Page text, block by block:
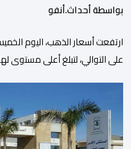
بواسطة أحداث.أنفو
على التوالي، لتبلغ أعلى مستوى
الأمريكية الآجلة […]